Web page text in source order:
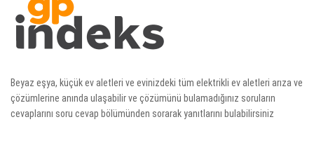
Beyaz eşya, küçük ev aletleri ve evinizdeki tüm elektrikli ev aletleri arıza ve
çözümlerine anında ulaşabilir ve çözümünü bulamadığınız soruların
cevaplarını soru cevap bölümünden sorarak yanıtlarını bulabilirsiniz